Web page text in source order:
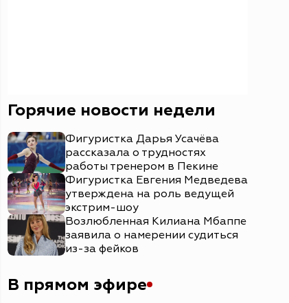
Горячие новости недели
Фигуристка Дарья Усачёва
рассказала о трудностях
работы тренером в Пекине
Фигуристка Евгения Медведева
утверждена на роль ведущей
экстрим-шоу
Возлюбленная Килиана Мбаппе
заявила о намерении судиться
из-за фейков
В прямом эфире